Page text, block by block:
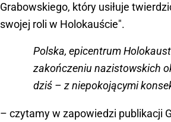
Grabowskiego, który usiłuje
swojej roli w Holokauście".
Polska, epicentrum
zakończeniu nazistowskich
dziś – z niepokojącymi
– czytamy w zapowiedzi publikacji